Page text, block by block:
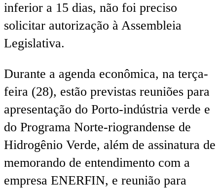
inferior a 15 dias, não foi preciso
solicitar autorização à Assembleia
Legislativa.
Durante a agenda econômica, na terça-
feira (28), estão previstas reuniões para
apresentação do Porto-indústria verde e
do Programa Norte-riograndense de
Hidrogênio Verde, além de assinatura de
memorando de entendimento com a
empresa ENERFIN, e reunião para